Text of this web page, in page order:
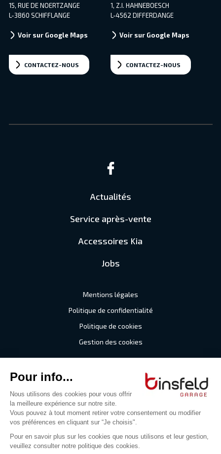
15, RUE DE NOERTZANGE
L-3860 SCHIFFLANGE
Voir sur Google Maps
CONTACTEZ-NOUS
1, Z.I. HAHNEBOESCH
L-4562 DIFFERDANGE
Voir sur Google Maps
CONTACTEZ-NOUS
Actualités
Service après-vente
Accessoires Kia
Jobs
Mentions légales
Politique de confidentialité
Politique de cookies
Gestion des cookies
Digitalised by